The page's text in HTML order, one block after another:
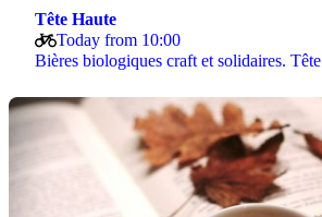
Tête Haute
Today from 10:00
Bières biologiques craft et solidaires.